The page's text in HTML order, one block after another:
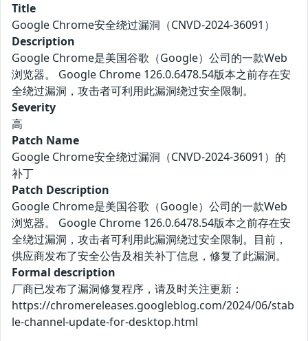
Title
Google Chrome安全绕过漏洞（CNVD-2024-36091）
Description
Google Chrome是美国谷歌（Google）公司的一款Web
浏览器。 Google Chrome 126.0.6478.54版本之前存在安
全绕过漏洞，攻击者可利用此漏洞绕过安全限制。
Severity
高
Patch Name
Google Chrome安全绕过漏洞（CNVD-2024-36091）的
补丁
Patch Description
Google Chrome是美国谷歌（Google）公司的一款Web
浏览器。 Google Chrome 126.0.6478.54版本之前存在安
全绕过漏洞，攻击者可利用此漏洞绕过安全限制。目前，
供应商发布了安全公告及相关补丁信息，修复了此漏洞。
Formal description
厂商已发布了漏洞修复程序，请及时关注更新：
https://chromereleases.googleblog.com/2024/06/stab
le-channel-update-for-desktop.html